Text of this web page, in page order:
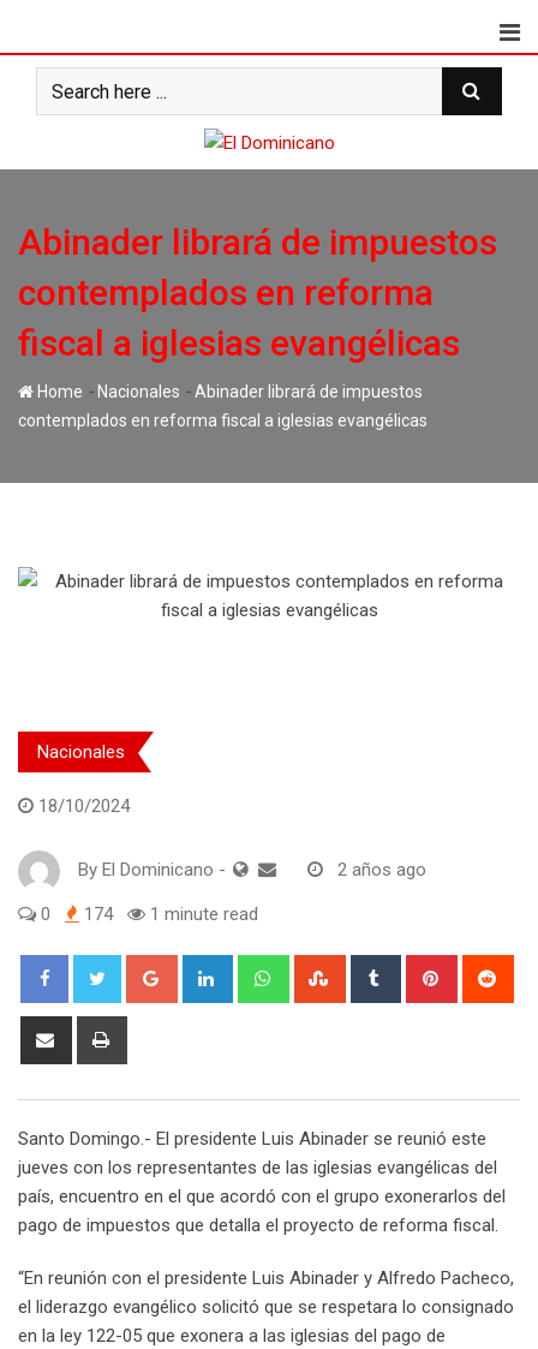
content
Abinader librará de impuestos
contemplados en reforma
fiscal a iglesias evangélicas
Home - Nacionales -Abinader librará de impuestos
contemplados en reforma fiscal a iglesias evangélicas
Nacionales
18/10/2024
By El Dominicano - 2 años ago
0 174 1 minute read
Google+ LinkedIn WhatsappStumbleUpon
Tumblr Pinterest
Share
Santo Domingo.- El presidente Luis Abinader se reunió este
jueves con los representantes de las iglesias evangélicas del
país, encuentro en el que acordó con el grupo exonerarlos del
pago de impuestos que detalla el proyecto de reforma fiscal.
“En reunión con el presidente Luis Abinader y Alfredo Pacheco,
el liderazgo evangélico solicitó que se respetara lo consignado
en la ley 122-05 que exonera a las iglesias del pago de